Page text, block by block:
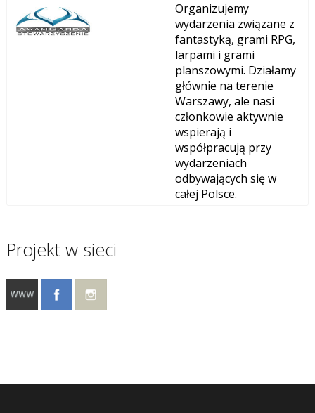
Organizujemy
wydarzenia związane z
fantastyką, grami RPG,
larpami i grami
planszowymi. Działamy
głównie na terenie
Warszawy, ale nasi
członkowie aktywnie
wspierają i
współpracują przy
wydarzeniach
odbywających się w
całej Polsce.
Projekt w sieci